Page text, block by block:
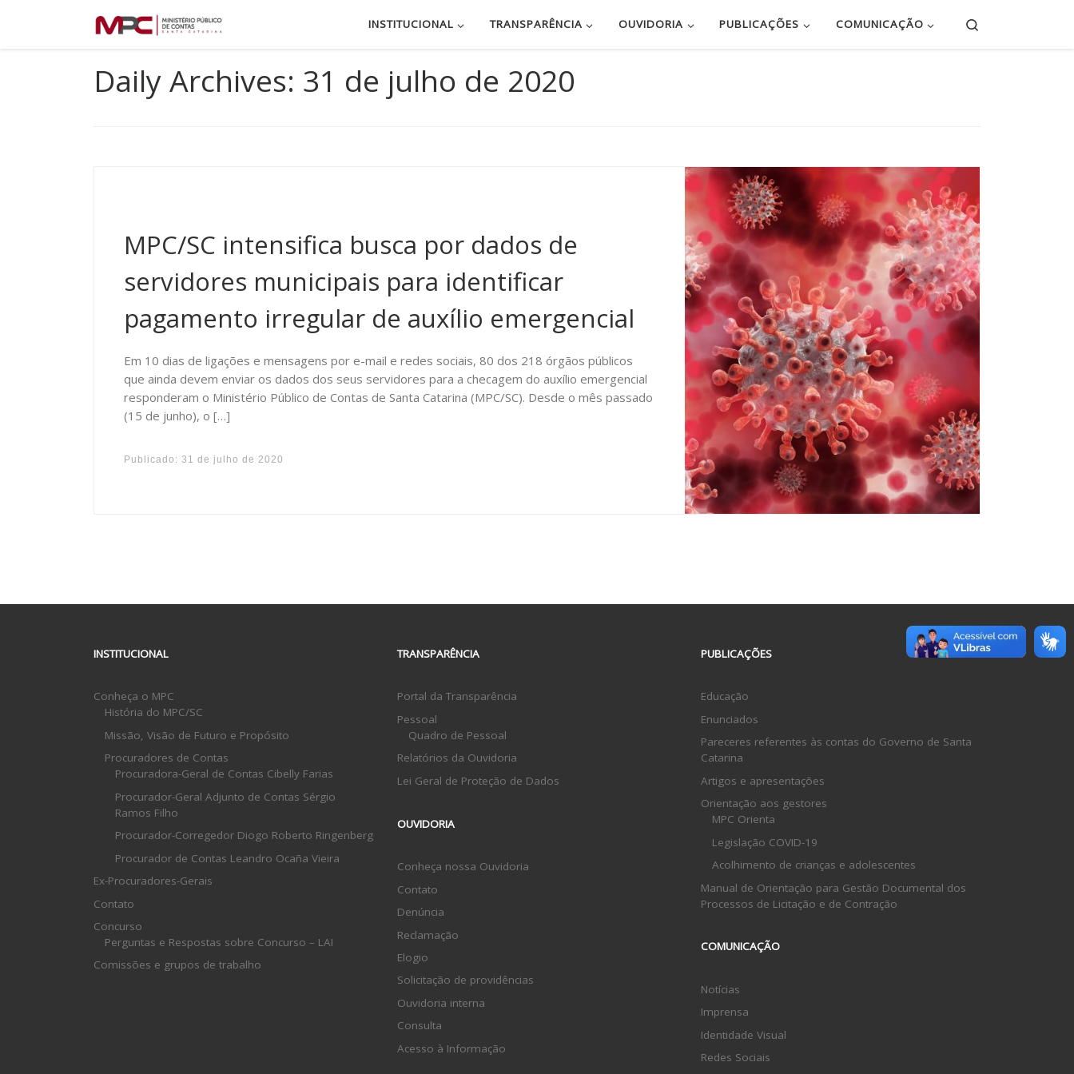
Skip to contentAcesso à informação Acessibilidade
INSTITUCIONAL TRANSPARÊNCIA OUVIDORIA PUBLICAÇÕES COMUNICAÇÃO
Daily Archives: 31 de julho de 2020
MPC/SC intensifica busca por dados de
servidores municipais para identificar
pagamento irregular de auxílio emergencial
Em 10 dias de ligações e mensagens por e-mail e redes sociais, 80 dos 218 órgãos públicos
que ainda devem enviar os dados dos seus servidores para a checagem do auxílio emergencial
responderam o Ministério Público de Contas de Santa Catarina (MPC/SC). Desde o mês passado
(15 de junho), o […]
Publicado: 31 de julho de 2020
INSTITUCIONAL
Conheça o MPC
História do MPC/SC
Missão, Visão de Futuro e Propósito
Procuradores de Contas
Procuradora-Geral de Contas Cibelly Farias
Procurador-Geral Adjunto de Contas Sérgio
Ramos Filho
Procurador-Corregedor Diogo Roberto Ringenberg
Procurador de Contas Leandro Ocaña Vieira
Ex-Procuradores-Gerais
Contato
Concurso
Perguntas e Respostas sobre Concurso – LAI
Comissões e grupos de trabalho
TRANSPARÊNCIA
Portal da Transparência
Pessoal
Quadro de Pessoal
Relatórios da Ouvidoria
Lei Geral de Proteção de Dados
OUVIDORIA
Conheça nossa Ouvidoria
Contato
Denúncia
Reclamação
Elogio
Solicitação de providências
Ouvidoria interna
Consulta
Acesso à Informação
PUBLICAÇÕES
Educação
Enunciados
Pareceres referentes às contas do Governo de Santa
Catarina
Artigos e apresentações
Orientação aos gestores
MPC Orienta
Legislação COVID-19
Acolhimento de crianças e adolescentes
Manual de Orientação para Gestão Documental dos
Processos de Licitação e de Contração
COMUNICAÇÃO
Notícias
Imprensa
Identidade Visual
Redes Sociais